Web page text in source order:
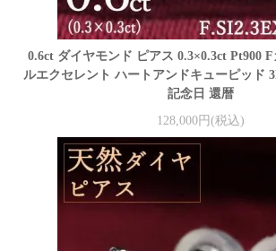
0.6ct ダイヤモンド ピアス 0.3×0.3ct Pt900
ルエクセレント ハートアンドキューピッド
記念日 還暦
128,000円(税込)